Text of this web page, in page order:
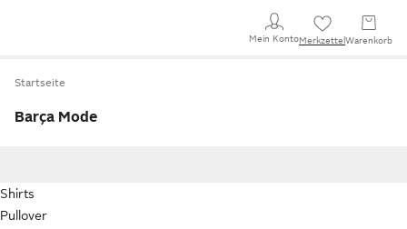
Mein KontoMerkzettel Warenkorb
Startseite
Barça Mode
Shirts
Pullover